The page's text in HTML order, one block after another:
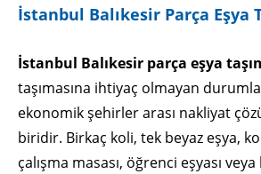
İstanbul Balıkesir Parça Eşya
İstanbul Balıkesir parça eşya
taşımasına ihtiyaç olmayan
ekonomik şehirler arası nakliyat
biridir. Birkaç koli, tek beyaz eşya,
çalışma masası, öğrenci eşyası